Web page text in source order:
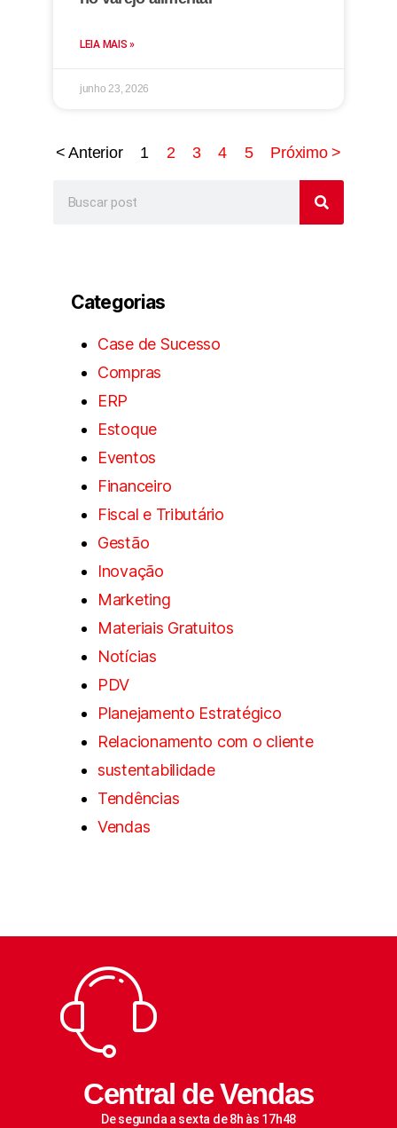
LEIA MAIS »
junho 23, 2026
< Anterior 1 2 3 4 5 Próximo >
Categorias
Case de Sucesso
Compras
ERP
Estoque
Eventos
Financeiro
Fiscal e Tributário
Gestão
Inovação
Marketing
Materiais Gratuitos
Notícias
PDV
Planejamento Estratégico
Relacionamento com o cliente
sustentabilidade
Tendências
Vendas
Central de Vendas
De segunda a sexta de 8h às 17h48